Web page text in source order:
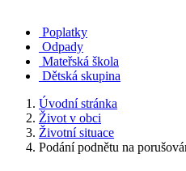
Poplatky
Odpady
Mateřská škola
Dětská skupina
Úvodní stránka
Život v obci
Životní situace
Podání podnětu na